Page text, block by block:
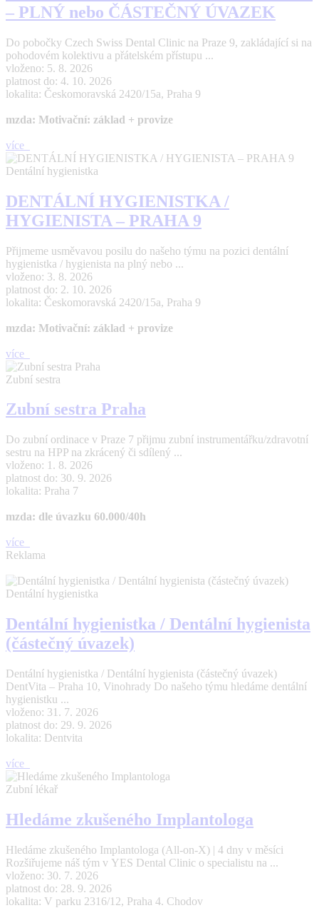
– PLNÝ nebo ČÁSTEČNÝ ÚVAZEK
Do pobočky Czech Swiss Dental Clinic na Praze 9, zakládající si na
pohodovém kolektivu a přátelském přístupu ...
vloženo: 5. 8. 2026
platnost do: 4. 10. 2026
lokalita: Českomoravská 2420/15a, Praha 9
mzda: Motivační: základ + provize
více
Dentální hygienistka
DENTÁLNÍ HYGIENISTKA /
HYGIENISTA – PRAHA 9
Přijmeme usměvavou posilu do našeho týmu na pozici dentální
hygienistka / hygienista na plný nebo ...
vloženo: 3. 8. 2026
platnost do: 2. 10. 2026
lokalita: Českomoravská 2420/15a, Praha 9
mzda: Motivační: základ + provize
více
Zubní sestra
Zubní sestra Praha
Do zubní ordinace v Praze 7 přijmu zubní instrumentářku/zdravotní
sestru na HPP na zkrácený či sdílený ...
vloženo: 1. 8. 2026
platnost do: 30. 9. 2026
lokalita: Praha 7
mzda: dle úvazku 60.000/40h
více
Reklama
Dentální hygienistka
Dentální hygienistka / Dentální hygienista
(částečný úvazek)
Dentální hygienistka / Dentální hygienista (částečný úvazek)
DentVita – Praha 10, Vinohrady Do našeho týmu hledáme dentální
hygienistku ...
vloženo: 31. 7. 2026
platnost do: 29. 9. 2026
lokalita: Dentvita
více
Zubní lékař
Hledáme zkušeného Implantologa
Hledáme zkušeného Implantologa (All-on-X) | 4 dny v měsíci
Rozšiřujeme náš tým v YES Dental Clinic o specialistu na ...
vloženo: 30. 7. 2026
platnost do: 28. 9. 2026
lokalita: V parku 2316/12, Praha 4. Chodov